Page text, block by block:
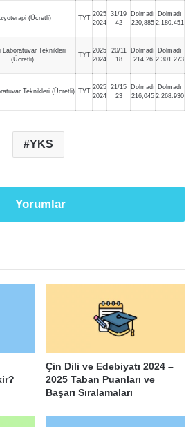
(Ücretli) TYT
2025
2024
31/19
42
Dolmadı
220,885
Dolmadı
2.180.451
Laboratuvar Teknikleri
(Ücretli)
TYT
2025
2024
20/11
18
Dolmadı
214,26
Dolmadı
2.301.273
Teknikleri (Ücretli) TYT
2025
2024
21/15
23
Dolmadı
216,045
Dolmadı
2.268.930
YKS
Yorumlar
Çin Dili ve Edebiyatı 2024 –
2025 Taban Puanları ve
Başarı Sıralamaları